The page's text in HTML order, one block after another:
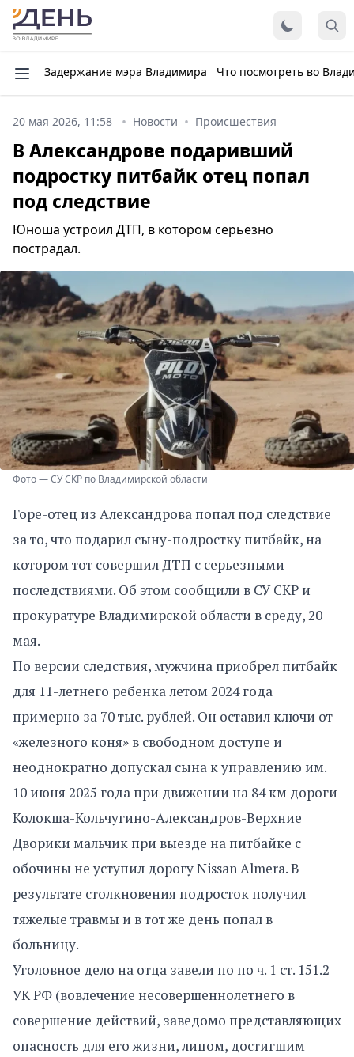
Задержание мэра Владимира Что посмотреть во
20 мая 2026, 11:58 Новости Происшествия
В Александрове подаривший
подростку питбайк отец попал
под следствие
Юноша устроил ДТП, в котором серьезно
пострадал.
Фото — СУ СКР по Владимирской области
Горе-отец из Александрова попал под следствие
за то, что подарил сыну-подростку питбайк, на
котором тот совершил ДТП с серьезными
последствиями. Об этом сообщили в СУ СКР и
прокуратуре Владимирской области в среду, 20
мая.
По версии следствия, мужчина приобрел питбайк
для 11-летнего ребенка летом 2024 года
примерно за 70 тыс. рублей. Он оставил ключи от
«железного коня» в свободном доступе и
неоднократно допускал сына к управлению им.
10 июня 2025 года при движении на 84 км дороги
Колокша-Кольчугино-Александров-Верхние
Дворики мальчик при выезде на питбайке с
обочины не уступил дорогу Nissan Almera. В
результате столкновения подросток получил
тяжелые травмы и в тот же день попал в
больницу.
Уголовное дело на отца завели по по ч. 1 ст. 151.2
УК РФ (вовлечение несовершеннолетнего в
совершение действий, заведомо представляющих
опасность для его жизни, лицом, достигшим